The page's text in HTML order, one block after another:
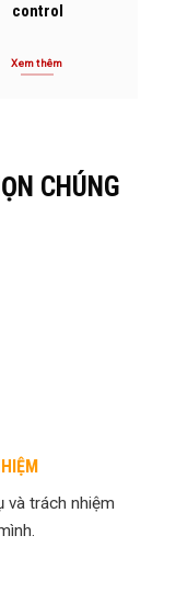
control
Xem thêm
CHÚNG
và trách nhiệm